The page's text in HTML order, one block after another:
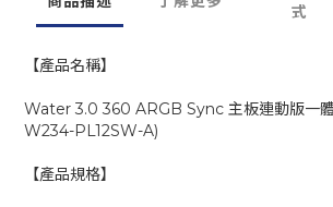
式
【產品名稱】
Water 3.0 360 ARGB Sync 主板連動版一
W234-PL12SW-A)
【產品規格】